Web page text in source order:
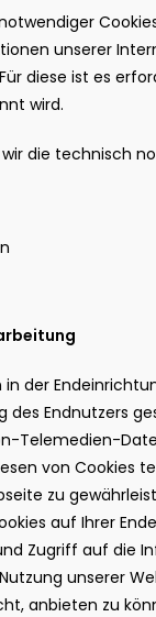
unserer
diese ist es
wird.
die technisch
der
des Endnutzers
Telemedien-
von Cookies
zu
auf Ihrer
Zugriff auf die
unserer
anbieten zu